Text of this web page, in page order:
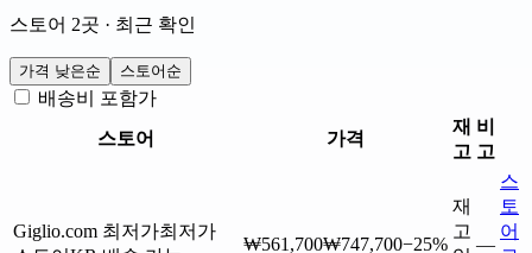
스토어 2곳 · 최근 확인
가격 낮은순 스토어순
배송비 포함가
스토어
가격
재
고
비
고
Giglio.com 최저가최저가
₩561,700₩747,700−25%
재
고
—
스
토
어